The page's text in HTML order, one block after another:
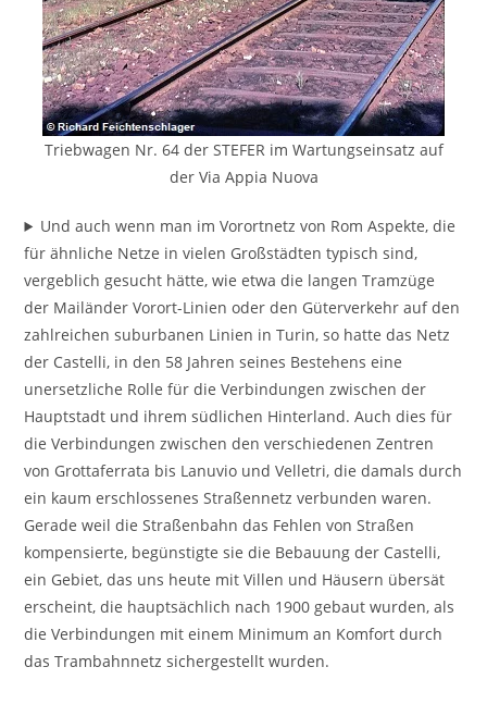
Triebwagen Nr. 64 der STEFER im Wartungseinsatz auf
der Via Appia Nuova
Und auch wenn man im Vorortnetz von Rom Aspekte, die
für ähnliche Netze in vielen Großstädten typisch sind,
vergeblich gesucht hätte, wie etwa die langen Tramzüge
der Mailänder Vorort-Linien oder den Güterverkehr auf den
zahlreichen suburbanen Linien in Turin, so hatte das Netz
der Castelli, in den 58 Jahren seines Bestehens eine
unersetzliche Rolle für die Verbindungen zwischen der
Hauptstadt und ihrem südlichen Hinterland. Auch dies für
die Verbindungen zwischen den verschiedenen Zentren
von Grottaferrata bis Lanuvio und Velletri, die damals durch
ein kaum erschlossenes Straßennetz verbunden waren.
Gerade weil die Straßenbahn das Fehlen von Straßen
kompensierte, begünstigte sie die Bebauung der Castelli,
ein Gebiet, das uns heute mit Villen und Häusern übersät
erscheint, die hauptsächlich nach 1900 gebaut wurden, als
die Verbindungen mit einem Minimum an Komfort durch
das Trambahnnetz sichergestellt wurden.